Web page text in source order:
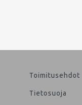
Toimitusehdot
Tietosuoja